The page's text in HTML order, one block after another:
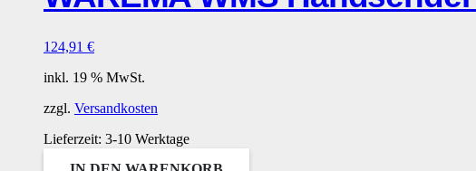
124,91 €
inkl. 19 % MwSt.
zzgl. Versandkosten
Lieferzeit: 3-10 Werktage